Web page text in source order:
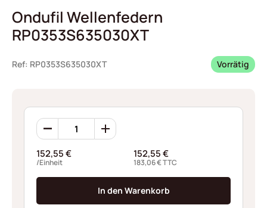
Ondufil Wellenfedern
RP0353S635030XT
Ref: RP0353S635030XT Vorrätig
Ondufil
Wellenfedern
Menge
152,55€
/Einheit
152,55€
183,06€TTC
In den Warenkorb